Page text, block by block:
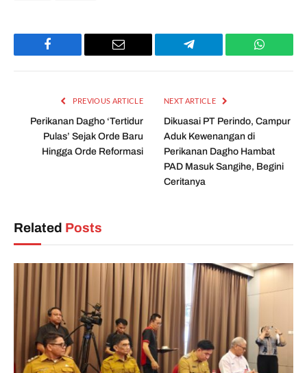
Facebook Email Telegram
PREVIOUS ARTICLE
Perikanan Dagho ‘Tertidur
Pulas’ Sejak Orde Baru
Hingga Orde Reformasi
NEXT ARTICLE
Dikuasai PT Perindo, Campur
Aduk Kewenangan di
Perikanan Dagho Hambat
PAD Masuk Sangihe, Begini
Ceritanya
Related Posts